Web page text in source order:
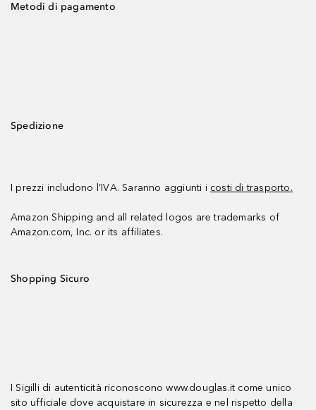
Metodi di pagamento
Spedizione
I prezzi includono l’IVA. Saranno aggiunti i costi di trasporto.
Amazon Shipping and all related logos are trademarks of
Amazon.com, Inc. or its affiliates.
Shopping Sicuro
I Sigilli di autenticità riconoscono www.douglas.it come unico
sito ufficiale dove acquistare in sicurezza e nel rispetto della